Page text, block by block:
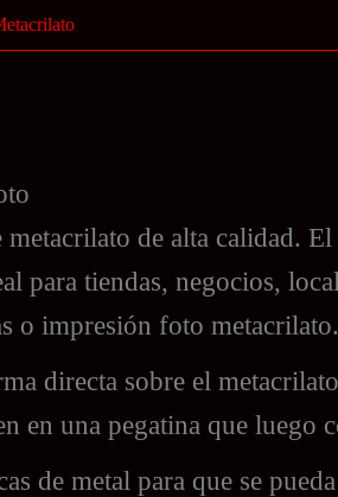
de alta calidad.
para tiendas, negocios,
o impresión foto
directa sobre el
en una pegatina que luego
de metal para que se